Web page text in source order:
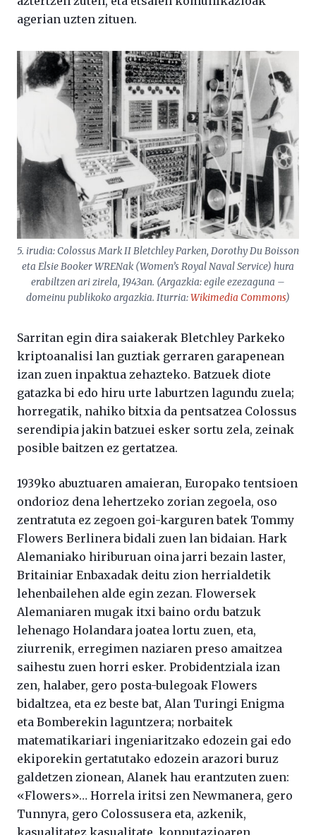
agerian uzten zituen.
5. irudia: Colossus Mark II Bletchley Parken, Dorothy Du Boisson
eta Elsie Booker WRENak (Women’s Royal Naval Service) hura
erabiltzen ari zirela, 1943an. (Argazkia: egile ezezaguna –
domeinu publikoko argazkia. Iturria:Wikimedia Commons)
Sarritan egin dira saiakerak Bletchley Parkeko
kriptoanalisi lan guztiak gerraren garapenean
izan zuen inpaktua zehazteko. Batzuek diote
gatazka bi edo hiru urte laburtzen lagundu zuela;
horregatik, nahiko bitxia da pentsatzea Colossus
serendipia jakin batzuei esker sortu zela, zeinak
posible baitzen ez gertatzea.
1939ko abuztuaren amaieran, Europako tentsioen
ondorioz dena lehertzeko zorian zegoela, oso
zentratuta ez zegoen goi-karguren batek Tommy
Flowers Berlinera bidali zuen lan bidaian. Hark
Alemaniako hiriburuan oina jarri bezain laster,
Britainiar Enbaxadak deitu zion herrialdetik
lehenbailehen alde egin zezan. Flowersek
Alemaniaren mugak itxi baino ordu batzuk
lehenago Holandara joatea lortu zuen, eta,
ziurrenik, erregimen naziaren preso amaitzea
saihestu zuen horri esker. Probidentziala izan
zen, halaber, gero posta-bulegoak Flowers
bidaltzea, eta ez beste bat, Alan Turingi Enigma
eta Bomberekin laguntzera; norbaitek
matematikariari ingeniaritzako edozein gai edo
ekiporekin gertatutako edozein arazori buruz
galdetzen zionean, Alanek hau erantzuten zuen:
«Flowers»… Horrela iritsi zen Newmanera, gero
Tunnyra, gero Colossusera eta, azkenik,